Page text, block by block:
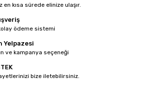
en kısa sürede elinize ulaşır.
ödeme sistemi
Yelpazesi
ve kampanya seçeneği
bize iletebilirsiniz.